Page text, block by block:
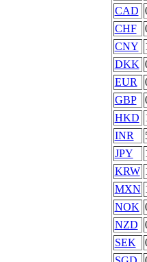
CAD
CHF
CNY
DKK
EUR
GBP
HKD
INR
JPY
KRW
MXN
NOK
NZD
SEK